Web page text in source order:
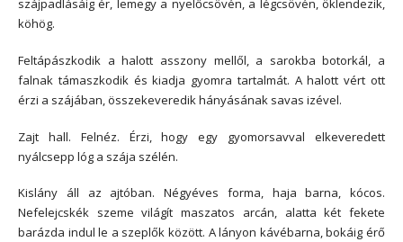
szájpadlásáig ér, lemegy a nyelőcsövén, a légcsövén, öklendezik,
köhög.
Feltápászkodik a halott asszony mellől, a sarokba botorkál, a
falnak támaszkodik és kiadja gyomra tartalmát. A halott vért ott
érzi a szájában, összekeveredik hányásának savas izével.
Zajt hall. Felnéz. Érzi, hogy egy gyomorsavval elkeveredett
nyálcsepp lóg a szája szélén.
Kislány áll az ajtóban. Négyéves forma, haja barna, kócos.
Nefelejcskék szeme világít maszatos arcán, alatta két fekete
barázda indul le a szeplők között. A lányon kávébarna, bokáig érő